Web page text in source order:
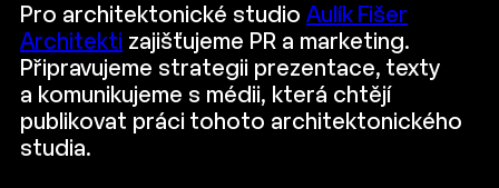
Pro architektonické studio Aulík Fišer
Architekti zajišťujeme PR a marketing.
Připravujeme strategii prezentace, texty
a komunikujeme s médii, která chtějí
publikovat práci tohoto architektonického
studia.